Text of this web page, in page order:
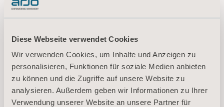
Diese Webseite verwendet Cookies
Wir verwenden Cookies, um Inhalte und Anzeigen zu
personalisieren, Funktionen für soziale Medien anbieten
zu können und die Zugriffe auf unsere Website zu
analysieren. Außerdem geben wir Informationen zu Ihrer
Verwendung unserer Website an unsere Partner für
E-mail:kornelia.rasmussen@arjo.com
Om Arjo
På Arjo arbetar vi för att förbättra livskvalitén för människor med nedsatt mobilitet
och åldersrelaterade sjukdomar. Med produkter och lösningar som säkerställer en
ergonomisk patienthantering, personlig hygien, desinfektion, diagnostik samt ett